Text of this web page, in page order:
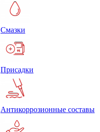
Смазки
Присадки
Антикоррозионные составы